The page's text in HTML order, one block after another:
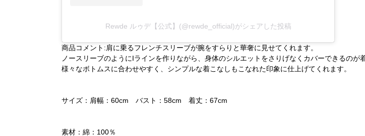
Rewde ルゥデ【公式】(@rewde_official)がシェアした投稿
商品コメント:肩に乗るフレンチスリーブが腕をすらりと華奢に見せてくれます。
ノースリーブのようにIラインを作りながら、身体のシルエットをさりげなくカバーできるのが
様々なボトムスに合わせやすく、シンプルな着こなしもこなれた印象に仕上げてくれます。
サイズ：肩幅：60cm バスト：58cm 着丈：67cm
素材：綿：100％